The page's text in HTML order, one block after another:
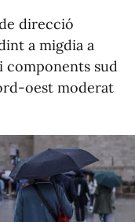
direcció
a migdia a
sud
oest moderat